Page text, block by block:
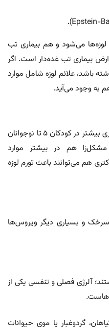
می‌شود و هم بیماری تب
بیماری تب غده‌دار است. اگر
باشد، علائم لوزه شامل موارد
به وجود می‌آید.
ورم و التهاب لوزه گلو با منشأ باکتری بیشتر در کودکان ۵ تا نوجوانان
مشکل‌زا هم در بیشتر موارد
هم می‌توانند باعث تورم لوزه
سرخک و بسیاری دیگر ویروس‌ها
آلرژی فصلی و تنفسی یکی از
گردو‌غبار یا موی حیوانات